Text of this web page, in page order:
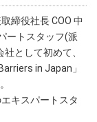
締役社長 COO 中
ートスタッフ(派
として初めて、
in Japan」
キスパートスタ